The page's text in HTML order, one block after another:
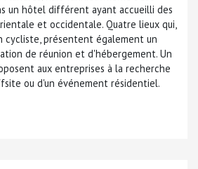
un hôtel différent ayant accueilli des
et occidentale. Quatre lieux qui,
cycliste, présentent également un
de réunion et d'hébergement. Un
aux entreprises à la recherche
ou d'un événement résidentiel.